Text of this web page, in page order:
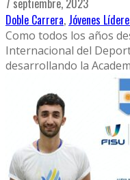
7 septiembre, 2023
Doble Carrera, Jóvenes
Como todos los años
Internacional del
desarrollando la